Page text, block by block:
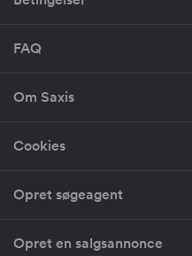
FAQ
Om Saxis
Cookies
Opret søgeagent
Opret en salgsannonce